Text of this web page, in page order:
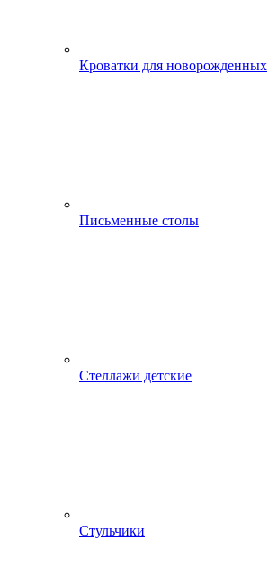
Кроватки для новорожденных
Письменные столы
Стеллажи детские
Стульчики